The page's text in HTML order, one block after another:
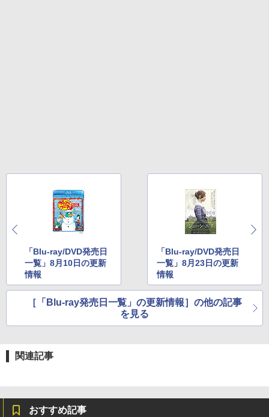
「Blu-ray/DVD発売日
一覧」8月10日の更新
情報
「Blu-ray/DVD発売日
一覧」8月23日の更新
情報
［「Blu-ray発売日一覧」の更新情報］の他の記事
を見る
関連記事
おすすめ記事